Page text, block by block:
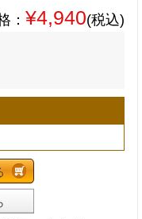
： ¥4,940(税込)